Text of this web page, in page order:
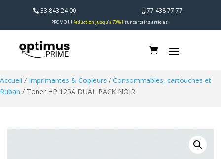
33 843 24 00 77 438 77 77
PROMO !!! Reduction jusqu’à 70% ! sur certains articles
Accueil / Imprimantes & Copieurs / Consommables, cartouches et
Ruban / Toner HP 125A DUAL PACK NOIR